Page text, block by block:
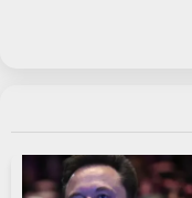
دولار، بزيادة مذهلة بلغت
التحتية